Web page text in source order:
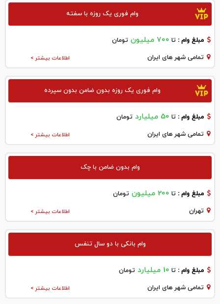
وام فوری یک روزه با سفته
مبلغ وام : تا 700 میلیون تومان
اطلاعات بیشتر > تمامی شهر های ایران
وام فوری یک روزه بدون ضامن بدون سپرده
مبلغ وام : تا 50 میلیارد تومان
اطلاعات بیشتر > تمامی شهر های ایران
وام بدون ضامن با چک
مبلغ وام : تا 200 میلیون تومان
اطلاعات بیشتر > تهران
وام بانکی با دو سال تنفس
مبلغ وام : تا 10 میلیارد تومان
اطلاعات بیشتر > تمامی شهر های ایران